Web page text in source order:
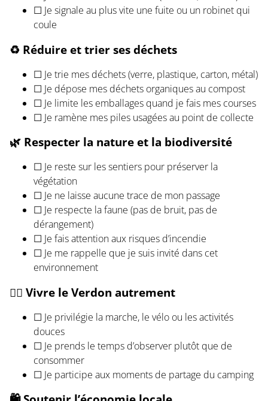
☐ Je signale au plus vite une fuite ou un robinet qui
coule
♻️ Réduire et trier ses déchets
☐ Je trie mes déchets (verre, plastique, carton, métal)
☐ Je dépose mes déchets organiques au compost
☐ Je limite les emballages quand je fais mes courses
☐ Je ramène mes piles usagées au point de collecte
🌿 Respecter la nature et la biodiversité
☐ Je reste sur les sentiers pour préserver la
végétation
☐ Je ne laisse aucune trace de mon passage
☐ Je respecte la faune (pas de bruit, pas de
dérangement)
☐ Je fais attention aux risques d’incendie
☐ Je me rappelle que je suis invité dans cet
environnement
🚶‍♂️ Vivre le Verdon autrement
☐ Je privilégie la marche, le vélo ou les activités
douces
☐ Je prends le temps d’observer plutôt que de
consommer
☐ Je participe aux moments de partage du camping